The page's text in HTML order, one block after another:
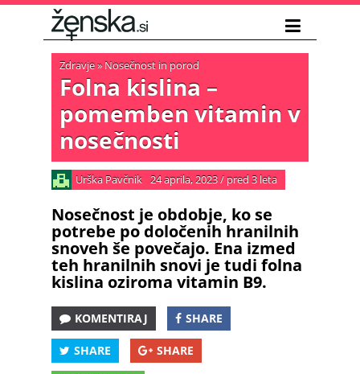
Zdravje» Nosečnost in porod
Folna kislina –
pomemben vitamin v
nosečnosti
Urška Pavčnik 24 aprila, 2023/ pred 3 leta
Nosečnost je obdobje, ko se
potrebe po določenih hranilnih
snoveh še povečajo. Ena izmed
teh hranilnih snovi je tudi folna
kislina oziroma vitamin B9.
KOMENTIRAJ SHARE
SHARE SHARE